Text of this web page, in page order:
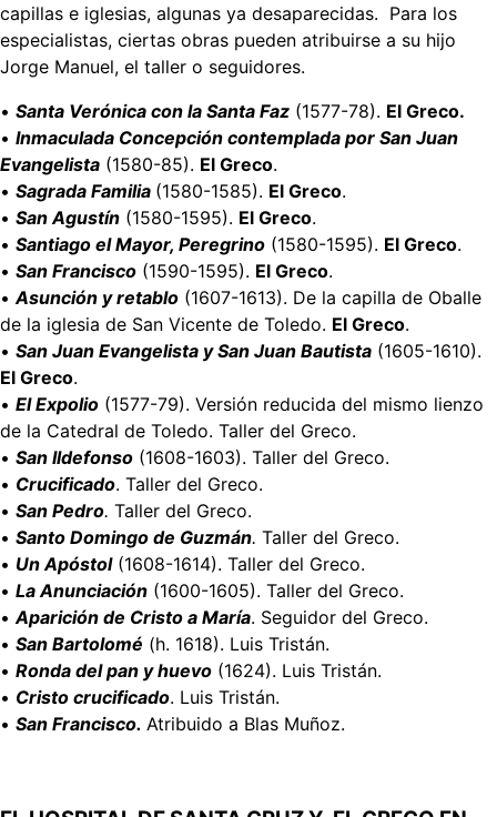
capillas e iglesias, algunas ya desaparecidas. Para los
especialistas, ciertas obras pueden atribuirse a su hijo
Jorge Manuel, el taller o seguidores.
• Santa Verónica con la Santa Faz (1577-78). El Greco.
• Inmaculada Concepción contemplada por San Juan
Evangelista (1580-85). El Greco.
• Sagrada Familia (1580-1585). El Greco.
• San Agustín (1580-1595). El Greco.
• Santiago el Mayor, Peregrino (1580-1595). El Greco.
• San Francisco (1590-1595). El Greco.
•Asunción y retablo (1607-1613). De la capilla de Oballe
de la iglesia de San Vicente de Toledo. El Greco.
• San Juan Evangelista y San Juan Bautista (1605-1610).
El Greco.
• El Expolio (1577-79). Versión reducida del mismo lienzo
de la Catedral de Toledo. Taller del Greco.
• San Ildefonso (1608-1603). Taller del Greco.
• Crucificado. Taller del Greco.
• San Pedro. Taller del Greco.
• Santo Domingo de Guzmán. Taller del Greco.
• Un Apóstol (1608-1614). Taller del Greco.
• La Anunciación (1600-1605). Taller del Greco.
•Aparición de Cristo a María. Seguidor del Greco.
• San Bartolomé (h. 1618). Luis Tristán.
• Ronda del pan y huevo (1624). Luis Tristán.
• Cristo crucificado. Luis Tristán.
• San Francisco. Atribuido a Blas Muñoz.